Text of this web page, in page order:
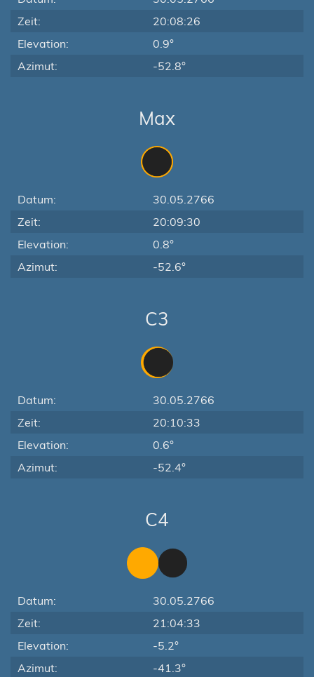
Zeit:
20:08:26
Elevation:
0.9°
Azimut:
-52.8°
Max
Datum:
30.05.2766
Zeit:
20:09:30
Elevation:
0.8°
Azimut:
-52.6°
C3
Datum:
30.05.2766
Zeit:
20:10:33
Elevation:
0.6°
Azimut:
-52.4°
C4
Datum:
30.05.2766
Zeit:
21:04:33
Elevation:
-5.2°
Azimut:
-41.3°